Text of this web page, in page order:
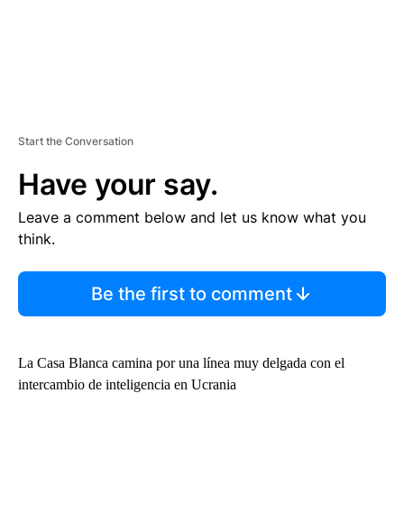
Start the Conversation
Have your say.
Leave a comment below and let us know what you
think.
Be the first to comment
La Casa Blanca camina por una línea muy delgada con el
intercambio de inteligencia en Ucrania